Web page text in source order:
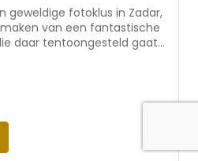
geweldige fotoklus in Zadar,
van een fantastische
daar tentoongesteld gaat
overval plaats. Is de
op het verkeerde moment
zit er meer achter?
vierde deel van de serie
Wiersema. De serie
zinderende spanning tegen